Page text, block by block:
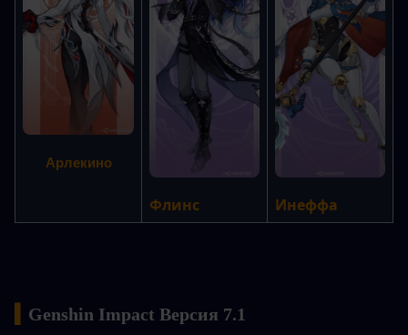
Арлекино
Флинс Инеффа
Genshin Impact Версия 7.1